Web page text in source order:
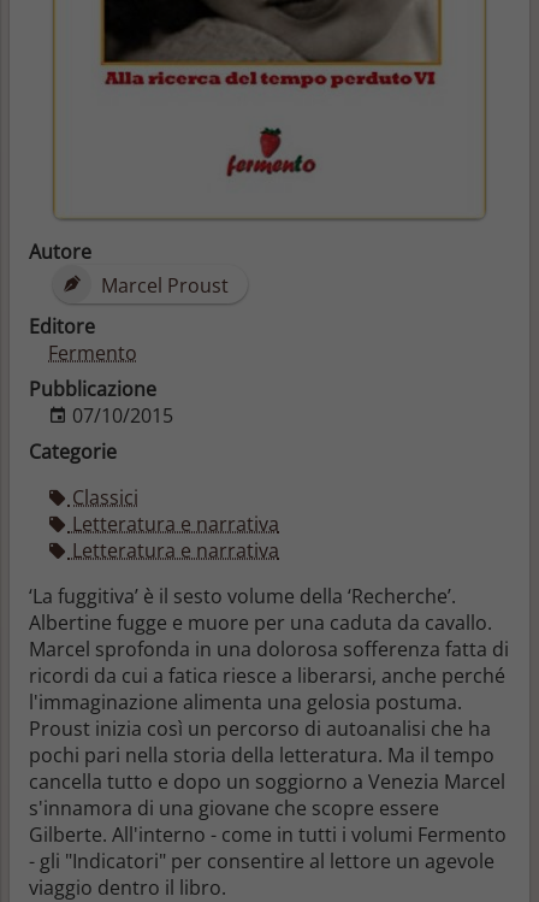
Autore
Marcel Proust
Editore
Fermento
Pubblicazione
07/10/2015
Categorie
Classici
Letteratura e narrativa
Letteratura e narrativa
‘La fuggitiva’ è il sesto volume della ‘Recherche’.
Albertine fugge e muore per una caduta da cavallo.
Marcel sprofonda in una dolorosa sofferenza fatta di
ricordi da cui a fatica riesce a liberarsi, anche perché
l'immaginazione alimenta una gelosia postuma.
Proust inizia così un percorso di autoanalisi che ha
pochi pari nella storia della letteratura. Ma il tempo
cancella tutto e dopo un soggiorno a Venezia Marcel
s'innamora di una giovane che scopre essere
Gilberte. All'interno - come in tutti i volumi Fermento
- gli "Indicatori" per consentire al lettore un agevole
viaggio dentro il libro.